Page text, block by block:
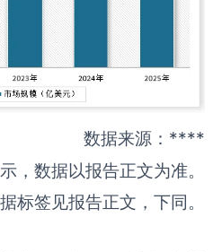
数据来源：****
，数据以报告正文为准。
标签见报告正文，下同。